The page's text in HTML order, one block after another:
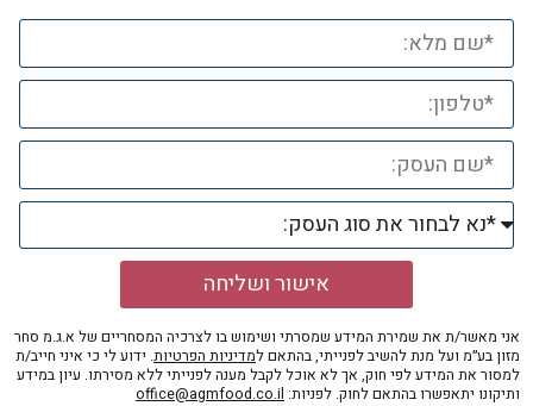
אישור ושליחה
אני מאשר/ת את שמירת המידע שמסרתי ושימוש בו לצרכיה המסחריים של א.ג.מ סחר
מזון בע״מ ועל מנת להשיב לפנייתי, בהתאם למדיניות הפרטיות. ידוע לי כי איני חייב/ת
למסור את המידע לפי חוק, אך לא אוכל לקבל מענה לפנייתי ללא מסירתו. עיון במידע
ותיקונו יתאפשרו בהתאם לחוק. לפניות: office@agmfood.co.il